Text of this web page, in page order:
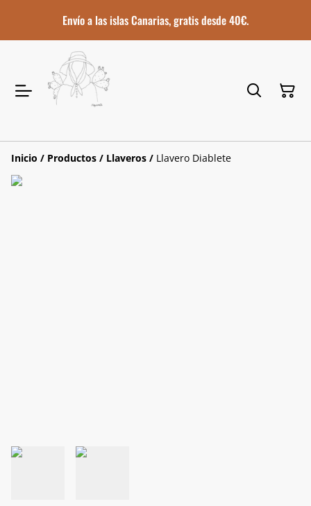
Envío a las islas Canarias, gratis desde 40€.
Inicio / Productos / Llaveros / Llavero Diablete